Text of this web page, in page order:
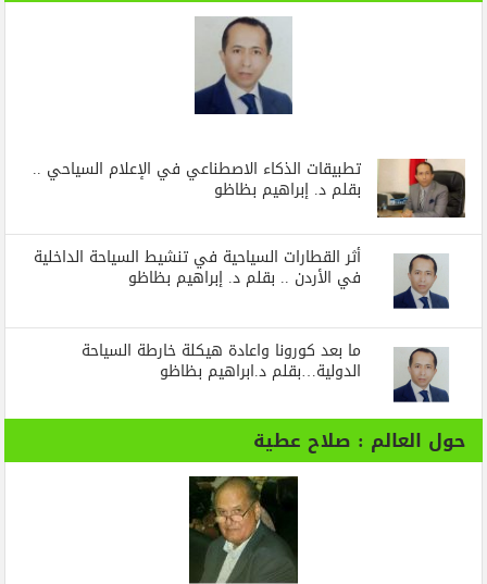
تطبيقات الذكاء الاصطناعي في الإعلام السياحي ..
بقلم د. إبراهيم بظاظو
أثر القطارات السياحية في تنشيط السياحة الداخلية
في الأردن .. بقلم د. إبراهيم بظاظو
ما بعد كورونا واعادة هيكلة خارطة السياحة
الدولية…بقلم د.ابراهيم بظاظو
حول العالم : صلاح عطية